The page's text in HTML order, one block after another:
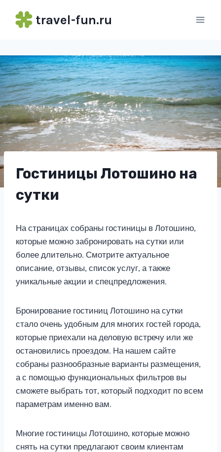
travel-fun.ru
Гостиницы Лотошино на
сутки
На страницах собраны гостиницы в Лотошино,
которые можно забронировать на сутки или
более длительно. Смотрите актуальное
описание, отзывы, список услуг, а также
уникальные акции и спецпредложения.
Бронирование гостиниц Лотошино на сутки
стало очень удобным для многих гостей города,
которые приехали на деловую встречу или же
остановились проездом. На нашем сайте
собраны разнообразные варианты размещения,
а с помощью функциональных фильтров вы
сможете выбрать тот, который подходит по всем
параметрам именно вам.
Многие гостиницы Лотошино, которые можно
снять на сутки предлагают своим клиентам